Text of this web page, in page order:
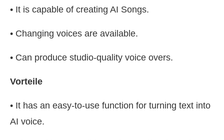
• It is capable of creating AI Songs.
• Changing voices are available.
• Can produce studio-quality voice overs.
Vorteile
• It has an easy-to-use function for turning text into
AI voice.